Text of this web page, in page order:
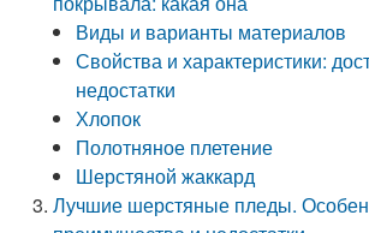
Виды и варианты материалов
Свойства и характеристики:
недостатки
Хлопок
Полотняное плетение
Шерстяной жаккард
Лучшие шерстяные пледы.